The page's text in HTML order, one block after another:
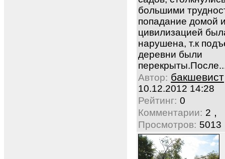
большими
попадание домой
цивилизацией
нарушена, т.к
деревни были
Автор: бакшевист
10.12.2012 14:28
Рейтинг: 0
Комментарии: 2 ,
Просмотров: 5013